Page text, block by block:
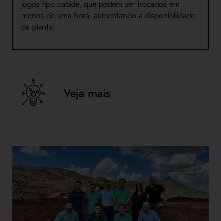
jogos tipo cabide, que podem ser trocados em
menos de uma hora, aumentando a disponibilidade
da planta.
Veja mais